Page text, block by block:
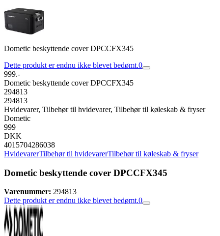
Dometic beskyttende cover DPCCFX345
Dette produkt er endnu ikke blevet bedømt.0
999.-
Dometic beskyttende cover DPCCFX345
294813
294813
Hvidevarer, Tilbehør til hvidevarer, Tilbehør til køleskab & fryser
Dometic
999
DKK
4015704286038
HvidevarerTilbehør til hvidevarerTilbehør til køleskab & fryser
Dometic beskyttende cover DPCCFX345
Varenummer: 294813
Dette produkt er endnu ikke blevet bedømt.0